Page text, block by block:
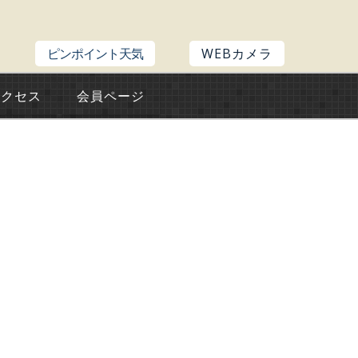
ピンポイント天気 WEBカメラ
セス 会員ページ